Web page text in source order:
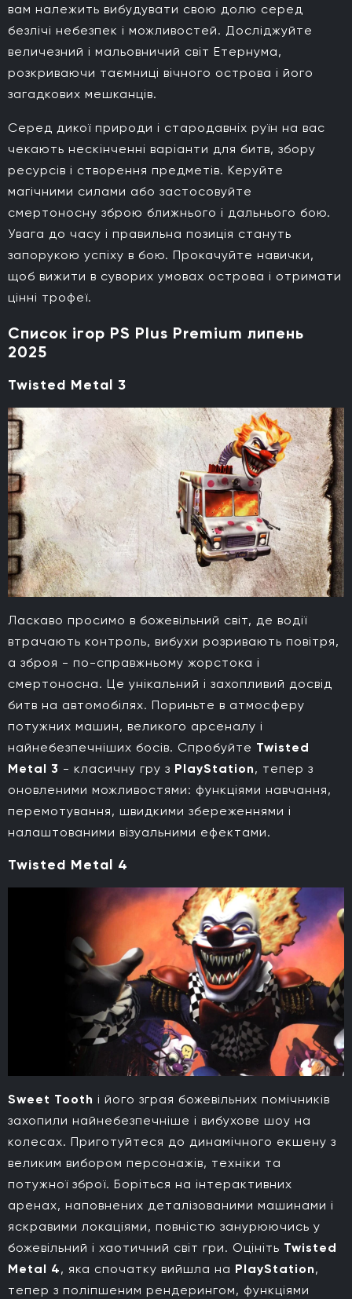
вам належить вибудувати свою долю серед
безлічі небезпек і можливостей. Досліджуйте
величезний і мальовничий світ Етернума,
розкриваючи таємниці вічного острова і його
загадкових мешканців.
Серед дикої природи і стародавніх руїн на вас
чекають нескінченні варіанти для битв, збору
ресурсів і створення предметів. Керуйте
магічними силами або застосовуйте
смертоносну зброю ближнього і дальнього бою.
Увага до часу і правильна позиція стануть
запорукою успіху в бою. Прокачуйте навички,
щоб вижити в суворих умовах острова і отримати
цінні трофеї.
Список ігор PS Plus Premium липень
2025
Twisted Metal 3
Ласкаво просимо в божевільний світ, де водії
втрачають контроль, вибухи розривають повітря,
а зброя - по-справжньому жорстока і
смертоносна. Це унікальний і захопливий досвід
битв на автомобілях. Пориньте в атмосферу
потужних машин, великого арсеналу і
найнебезпечніших босів. Спробуйте Twisted
Metal 3 - класичну гру з PlayStation, тепер з
оновленими можливостями: функціями навчання,
перемотування, швидкими збереженнями і
налаштованими візуальними ефектами.
Twisted Metal 4
Sweet Tooth і його зграя божевільних помічників
захопили найнебезпечніше і вибухове шоу на
колесах. Приготуйтеся до динамічного екшену з
великим вибором персонажів, техніки та
потужної зброї. Боріться на інтерактивних
аренах, наповнених деталізованими машинами і
яскравими локаціями, повністю занурюючись у
божевільний і хаотичний світ гри. Оцініть Twisted
Metal 4, яка спочатку вийшла на PlayStation,
тепер з поліпшеним рендерингом, функціями